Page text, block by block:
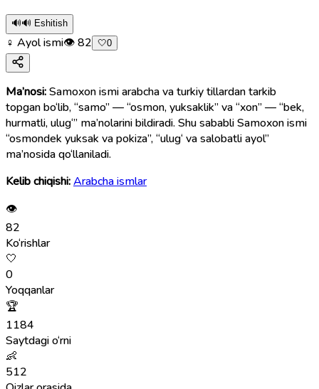
🔊🔊 Eshitish
♀ Ayol ismi👁82 🤍0
Ma’nosi:Samoxon ismi arabcha va turkiy tillardan tarkib
topgan bo‘lib, “samo” — “osmon, yuksaklik” va “xon” — “bek,
hurmatli, ulug‘” ma’nolarini bildiradi. Shu sababli Samoxon ismi
“osmondek yuksak va pokiza”, “ulug‘ va salobatli ayol”
ma’nosida qo‘llaniladi.
Kelib chiqishi:Arabcha ismlar
👁
82
Ko‘rishlar
🤍
0
Yoqqanlar
🏆
1184
Saytdagi o‘rni
👶
512